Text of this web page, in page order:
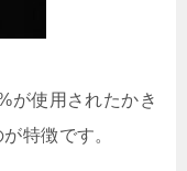
が使用されたかき
特徴です。